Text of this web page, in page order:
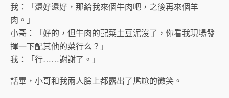
我：「還好還好，那給我來個牛肉吧，之後再來個羊
肉。」
小哥：「好的，但牛肉的配菜土豆泥沒了，你看我現場發
揮一下配其他的菜行么？」
我：「行……謝謝了。」
話畢，小哥和我兩人臉上都露出了尷尬的微笑。